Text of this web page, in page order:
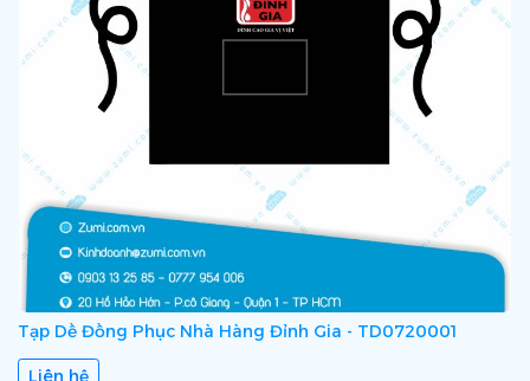
Tạp Dề Đồng Phục Nhà Hàng Đỉnh Gia - TD0720001
Liên hệ